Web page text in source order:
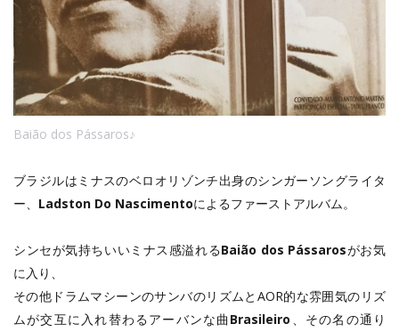
Baião dos Pássaros♪
ブラジルはミナスのベロオリゾンチ出身のシンガーソングライタ
ー、 Ladston Do Nascimentoによるファーストアルバム。
シンセが気持ちいいミナス感溢れるBaião dos Pássarosがお気
に入り、
その他ドラムマシーンのサンバのリズムとAOR的な雰囲気のリズ
ムが交互に入れ替わるアーバンな曲 Brasileiro 、その名の通り